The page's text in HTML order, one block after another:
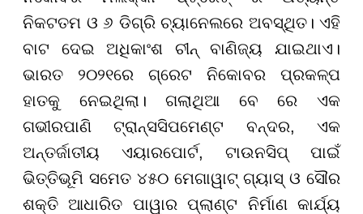
ନିକଟତମ ଓ ୬ ଡିଗ୍ରି ଚ୍ୟାନେଲରେ ଅବସ୍ଥିତ। ଏହି
ବାଟ ଦେଇ ଅଧିକାଂଶ ଚୀନ୍ ବାଣିଜ୍ୟ ଯାଇଥାଏ।
ଭାରତ ୨୦୨୧ରେ ଗ୍ରେଟ ନିକୋବର ପ୍ରକଳ୍ପ
ହାତକୁ ନେଇଥିଲା। ଗଲାଥିଆ ବେ ରେ ଏକ
ଗଭୀରପାଣି ଟ୍ରାନ୍ସସିପମେଣ୍ଟ ବନ୍ଦର, ଏକ
ଅନ୍ତର୍ଜାତୀୟ ଏୟାରପୋର୍ଟ, ଟାଉନସିପ୍ ପାଇଁ
ଭିତ୍ତିଭୂମି ସମେତ ୪୫୦ ମେଗାୱାଟ୍ ଗ୍ୟାସ୍ ଓ ସୌର
ଶକ୍ତି ଆଧାରିତ ପାୱାର ପ୍ଲାଣ୍ଟ ନିର୍ମାଣ କାର୍ଯ୍ୟ